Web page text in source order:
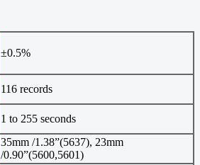
±0.5%
116 records
1 to 255 seconds
35mm /1.38”(5637), 23mm
/0.90”(5600,5601)